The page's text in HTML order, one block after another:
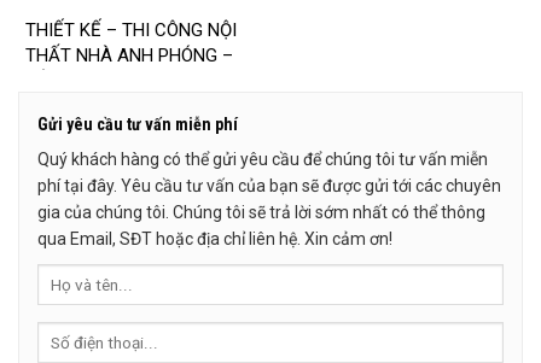
THIẾT KẾ – THI CÔNG NỘI
THẤT NHÀ ANH PHÓNG –
Gửi yêu cầu tư vấn miễn phí
Quý khách hàng có thể gửi yêu cầu để chúng tôi tư vấn miễn
phí tại đây. Yêu cầu tư vấn của bạn sẽ được gửi tới các chuyên
gia của chúng tôi. Chúng tôi sẽ trả lời sớm nhất có thể thông
qua Email, SĐT hoặc địa chỉ liên hệ. Xin cảm ơn!